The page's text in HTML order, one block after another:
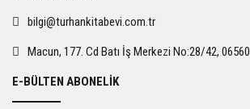
bilgi@turhankitabevi.com.tr
Macun, 177. Cd Batı İş Merkezi No:28/42,
E-BÜLTEN ABONELİK